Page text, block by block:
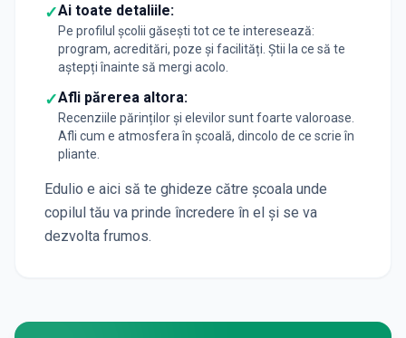
✓Ai toate detaliile:
Pe profilul școlii găsești tot ce te interesează:
program, acreditări, poze și facilități. Știi la ce să te
aștepți înainte să mergi acolo.
✓Afli părerea altora:
Recenziile părinților și elevilor sunt foarte valoroase.
Afli cum e atmosfera în școală, dincolo de ce scrie în
pliante.
Edulio e aici să te ghideze către școala unde
copilul tău va prinde încredere în el și se va
dezvolta frumos.